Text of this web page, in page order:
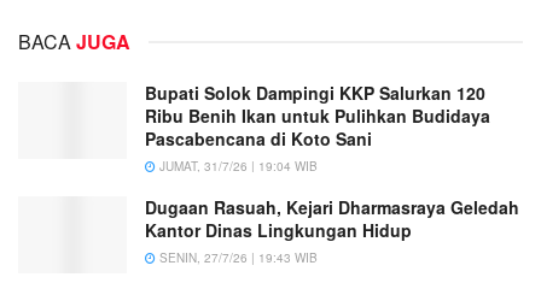
BACAJUGA
Bupati Solok Dampingi KKP Salurkan 120
Ribu Benih Ikan untuk Pulihkan Budidaya
Pascabencana di Koto Sani
JUMAT, 31/7/26 | 19:04 WIB
Dugaan Rasuah, Kejari Dharmasraya Geledah
Kantor Dinas Lingkungan Hidup
SENIN, 27/7/26 | 19:43 WIB